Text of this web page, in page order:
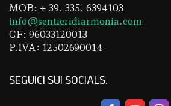
MOB: + 39. 335. 6394103
info@sentieridiarmonia.com
CF: 96033120013
P.IVA: 12502690014
SEGUICI SUI SOCIALS